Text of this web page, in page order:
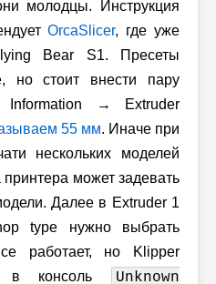
молодцы. Инструкция
OrcaSlicer, где уже
Bear S1. Пресеты
но стоит внести пару
→ Extruder
55 мм. Иначе при
нескольких моделей
может задевать
Далее в Extruder 1
type нужно выбрать
работает, но Klipper
в консоль
Unknown